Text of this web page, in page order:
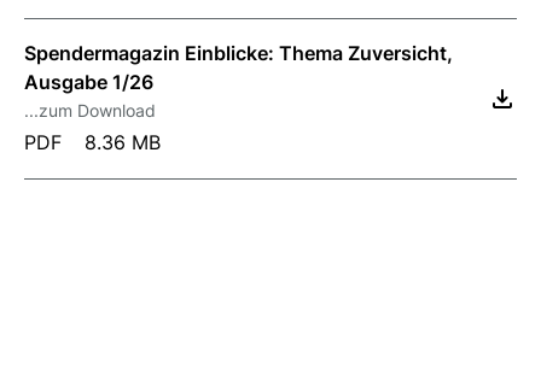
Spendermagazin Einblicke: Thema Zuversicht,
Ausgabe 1/26
...zum Download
PDF 8.36 MB